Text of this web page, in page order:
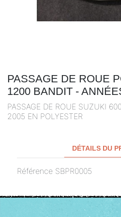
PASSAGE DE ROUE
1200 BANDIT -
PASSAGE DE ROUE SUZUKI
2005 EN POLYESTER
DÉTAILS DU
Référence SBPR0005